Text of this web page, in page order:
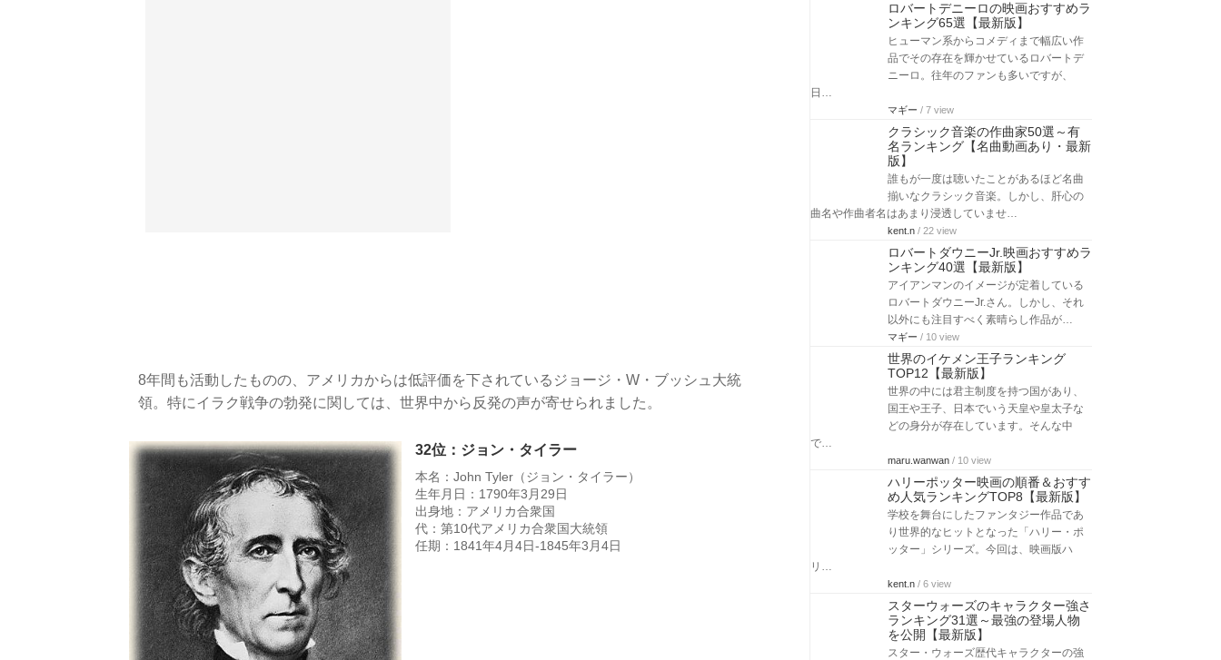
8年間も活動したものの、アメリカからは低評価を下されているジョージ・W・ブッシュ大統
領。特にイラク戦争の勃発に関しては、世界中から反発の声が寄せられました。
32位：ジョン・タイラー
本名：John Tyler（ジョン・タイラー）
生年月日：1790年3月29日
出身地：アメリカ合衆国
代：第10代アメリカ合衆国大統領
任期：1841年4月4日-1845年3月4日
ロバートデニーロの映画おすすめラ
ンキング65選【最新版】
ヒューマン系からコメディまで幅広い作
品でその存在を輝かせているロバートデ
ニーロ。往年のファンも多いですが、
日…
マギー / 7 view
クラシック音楽の作曲家50選～有
名ランキング【名曲動画あり・最新
版】
誰もが一度は聴いたことがあるほど名曲
揃いなクラシック音楽。しかし、肝心の
曲名や作曲者名はあまり浸透していませ…
kent.n / 22 view
ロバートダウニーJr.映画おすすめラ
ンキング40選【最新版】
アイアンマンのイメージが定着している
ロバートダウニーJr.さん。しかし、それ
以外にも注目すべく素晴らし作品が…
マギー / 10 view
世界のイケメン王子ランキング
TOP12【最新版】
世界の中には君主制度を持つ国があり、
国王や王子、日本でいう天皇や皇太子な
どの身分が存在しています。そんな中
で…
maru.wanwan / 10 view
ハリーポッター映画の順番＆おすす
め人気ランキングTOP8【最新版】
学校を舞台にしたファンタジー作品であ
り世界的なヒットとなった「ハリー・ポ
ッター」シリーズ。今回は、映画版ハ
リ…
kent.n / 6 view
スターウォーズのキャラクター強さ
ランキング31選～最強の登場人物
を公開【最新版】
スター・ウォーズ歴代キャラクターの強